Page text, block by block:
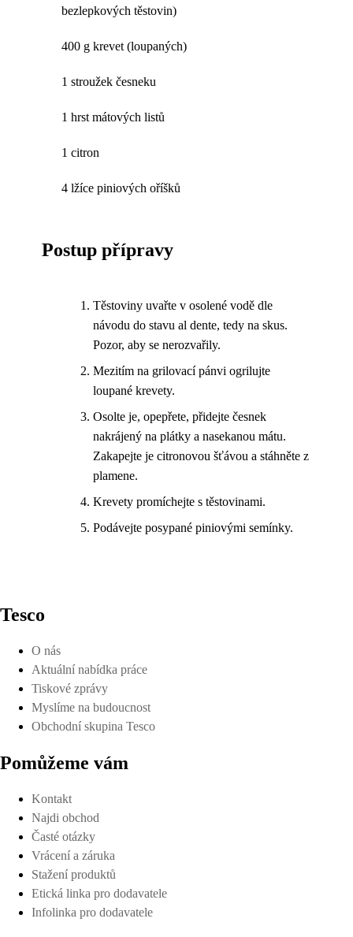
bezlepkových těstovin)
400 g krevet (loupaných)
1 stroužek česneku
1 hrst mátových listů
1 citron
4 lžíce piniových oříšků
Postup přípravy
Těstoviny uvařte v osolené vodě dle
návodu do stavu al dente, tedy na skus.
Pozor, aby se nerozvařily.
Mezitím na grilovací pánvi ogrilujte
loupané krevety.
Osolte je, opepřete, přidejte česnek
nakrájený na plátky a nasekanou mátu.
Zakapejte je citronovou šťávou a stáhněte z
plamene.
Krevety promíchejte s těstovinami.
Podávejte posypané piniovými semínky.
Tesco
O nás
Aktuální nabídka práce
Tiskové zprávy
Myslíme na budoucnost
Obchodní skupina Tesco
Pomůžeme vám
Kontakt
Najdi obchod
Časté otázky
Vrácení a záruka
Stažení produktů
Etická linka pro dodavatele
Infolinka pro dodavatele